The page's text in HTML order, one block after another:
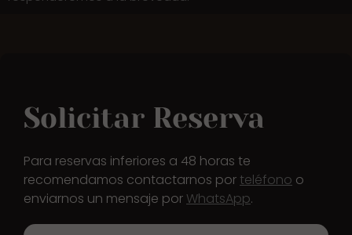
Solicitar Reserva
Para reservas inferiores a 48 horas te
recomendamos contactarnos por teléfono o
enviarnos un mensaje por WhatsApp.